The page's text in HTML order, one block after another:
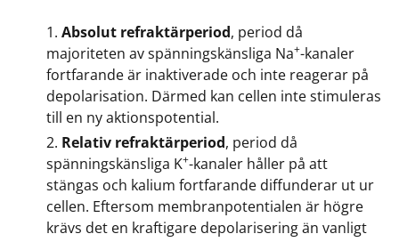
Absolut refraktärperiod, period då
majoriteten av spänningskänsliga Na+-kanaler
fortfarande är inaktiverade och inte reagerar på
depolarisation. Därmed kan cellen inte stimuleras
till en ny aktionspotential.
Relativ refraktärperiod, period då
spänningskänsliga K+-kanaler håller på att
stängas och kalium fortfarande diffunderar ut ur
cellen. Eftersom membranpotentialen är högre
krävs det en kraftigare depolarisering än vanligt